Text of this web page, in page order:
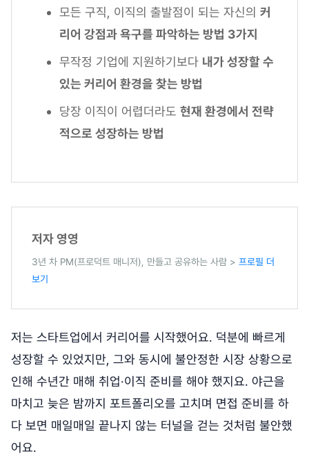
모든 구직, 이직의 출발점이 되는 자신의 커
리어 강점과 욕구를 파악하는 방법 3가지
무작정 기업에 지원하기보다 내가 성장할 수
있는 커리어 환경을 찾는 방법
당장 이직이 어렵더라도 현재 환경에서 전략
적으로 성장하는 방법
저자 영영
3년 차 PM(프로덕트 매니저), 만들고 공유하는 사람 > 프로필 더
보기
저는 스타트업에서 커리어를 시작했어요. 덕분에 빠르게
성장할 수 있었지만, 그와 동시에 불안정한 시장 상황으로
인해 수년간 매해 취업·이직 준비를 해야 했지요. 야근을
마치고 늦은 밤까지 포트폴리오를 고치며 면접 준비를 하
다 보면 매일매일 끝나지 않는 터널을 걷는 것처럼 불안했
어요.